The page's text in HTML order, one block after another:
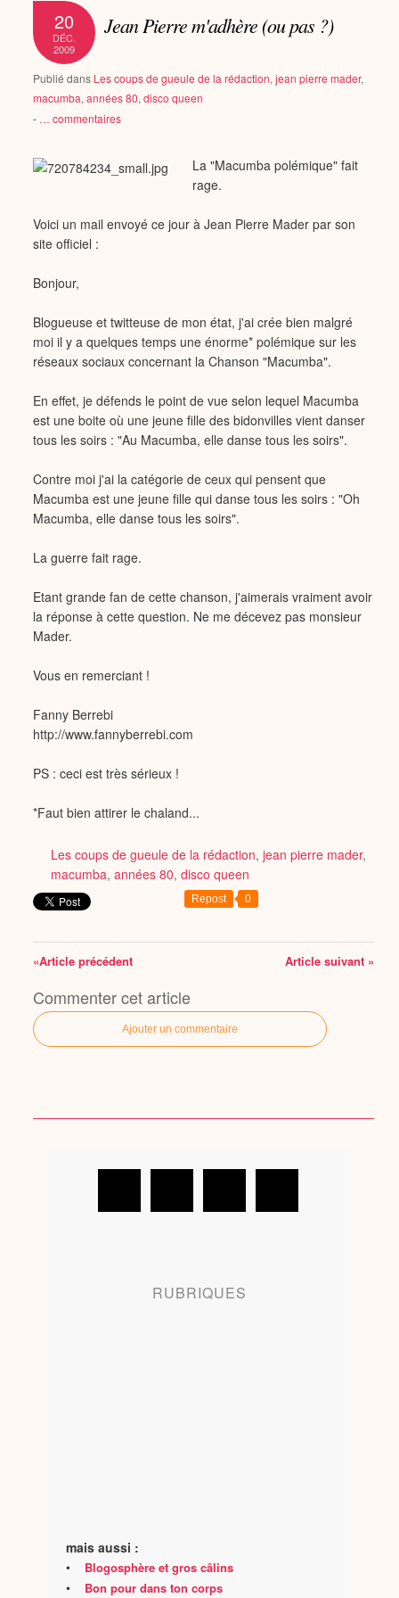
20
DÉC.
2009
Jean Pierre m'adhère (ou pas ?)
Publié dans Les coups de gueule de la rédaction,jean pierre mader,
macumba,années 80,disco queen
- … commentaires
La "Macumba polémique" fait
rage.
Voici un mail envoyé ce jour à Jean Pierre Mader par son
site officiel :
Bonjour,
Blogueuse et twitteuse de mon état, j'ai crée bien malgré
moi il y a quelques temps une énorme* polémique sur les
réseaux sociaux concernant la Chanson "Macumba".
En effet, je défends le point de vue selon lequel Macumba
est une boite où une jeune fille des bidonvilles vient danser
tous les soirs : "Au Macumba, elle danse tous les soirs".
Contre moi j'ai la catégorie de ceux qui pensent que
Macumba est une jeune fille qui danse tous les soirs : "Oh
Macumba, elle danse tous les soirs".
La guerre fait rage.
Etant grande fan de cette chanson, j'aimerais vraiment avoir
la réponse à cette question. Ne me décevez pas monsieur
Mader.
Vous en remerciant !
Fanny Berrebi
http://www.fannyberrebi.com
PS : ceci est très sérieux !
*Faut bien attirer le chaland...
Les coups de gueule de la rédaction,jean pierre mader,
macumba,années 80,disco queen
Repost 0
«Article précédent Article suivant »
Commenter cet article
Ajouter un commentaire
RUBRIQUES
mais aussi :
• Blogosphère et gros câlins
• Bon pour dans ton corps